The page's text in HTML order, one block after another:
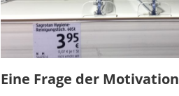
Eine Frage der Motivation